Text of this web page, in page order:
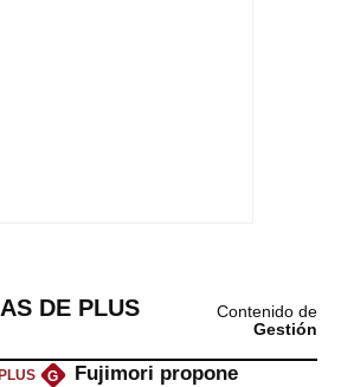
DE PLUS
Contenido de
Gestión
G
Fujimori propone